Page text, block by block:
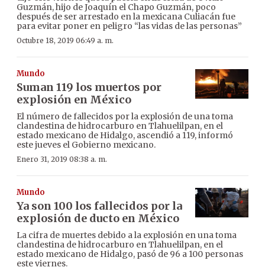
Guzmán, hijo de Joaquín el Chapo Guzmán, poco
después de ser arrestado en la mexicana Culiacán fue
para evitar poner en peligro “las vidas de las personas”
Octubre 18, 2019 06:49 a. m.
Mundo
Suman 119 los muertos por
explosión en México
El número de fallecidos por la explosión de una toma
clandestina de hidrocarburo en Tlahuelilpan, en el
estado mexicano de Hidalgo, ascendió a 119, informó
este jueves el Gobierno mexicano.
Enero 31, 2019 08:38 a. m.
Mundo
Ya son 100 los fallecidos por la
explosión de ducto en México
La cifra de muertes debido a la explosión en una toma
clandestina de hidrocarburo en Tlahuelilpan, en el
estado mexicano de Hidalgo, pasó de 96 a 100 personas
este viernes.